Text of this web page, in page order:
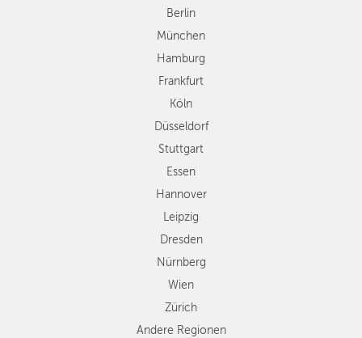
Düsseldorf
Stuttgart
Essen
Dresden
Nürnberg
Wien
Zürich
Andere
Regionen
Berlin
München
Hamburg
Frankfurt
Köln
Düsseldorf
Stuttgart
Essen
Hannover
Leipzig
Dresden
Nürnberg
Wien
Zürich
Andere Regionen